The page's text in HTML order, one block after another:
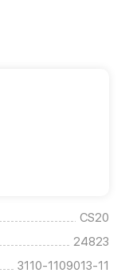
CS20
24823
3110-1109013-11